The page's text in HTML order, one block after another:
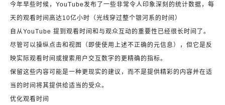
今年早些时候，YouTube发布了一些非常令人印象深刻的统计数据，每
天的观看时间高达10亿小时（光线穿过整个银河系的时间）
自从YouTube 提到观看时间和与观众互动的重要性已经很长时间了。
尽管可以操纵点击和视图（即使使用上述不正确的元信息），但它是反
映实际观看时间或搜索用户交互数字的更精确的指标。
保留这些内容可能是一种更现实的建议，而不是提供精彩的内容并在适
当的时间将其提供给适当的受众。
优化观看时间